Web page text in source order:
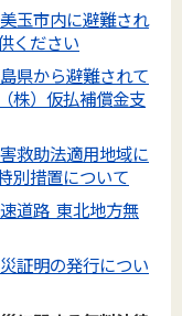
玉市内に避難され
ください
県から避難されて
株）仮払補償金支
救助法適用地域に
別措置について
道路 東北地方無
証明の発行につい